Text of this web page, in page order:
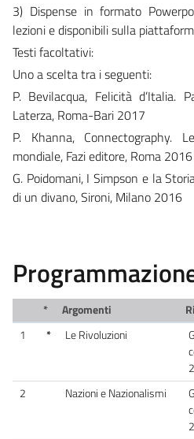
3) Dispense in formato
lezioni e disponibili sulla
Testi facoltativi:
Uno a scelta tra i seguenti:
P. Bevilacqua, Felicità d’Italia.
Laterza, Roma-Bari 2017
P. Khanna, Connectography.
mondiale, Fazi editore, Roma 2016
G. Poidomani, I Simpson e la
di un divano, Sironi, Milano 2016
* Argomenti
1
* Le Rivoluzioni
2
Nazioni e Nazionalismi